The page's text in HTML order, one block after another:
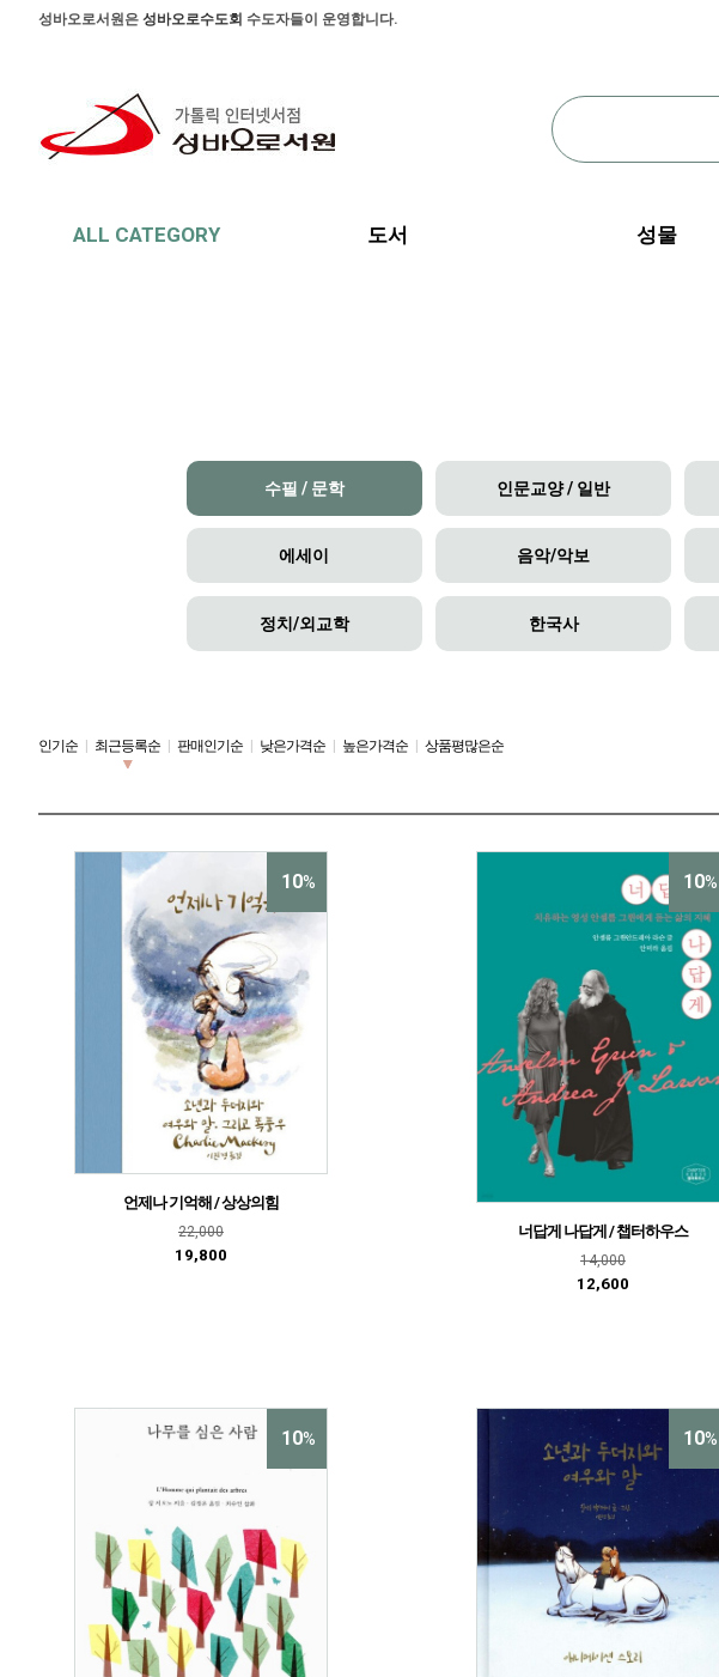
본문 바로가기
주메뉴 바로가기
사이드메뉴 바로가기
성바오로서원은 성바오로수도회 수도자들이 운영합니다.
ALL CATEGORY 도서 성물
수필 / 문학 인문교양 / 일반
에세이 음악/악보
정치/외교학 한국사
인기순 최근등록순 판매인기순 낮은가격순 높은가격순 상품평많은순
10%
언제나 기억해 / 상상의힘
22,000
19,800
10%
너답게 나답게 / 챕터하우스
14,000
12,600
10% 10%